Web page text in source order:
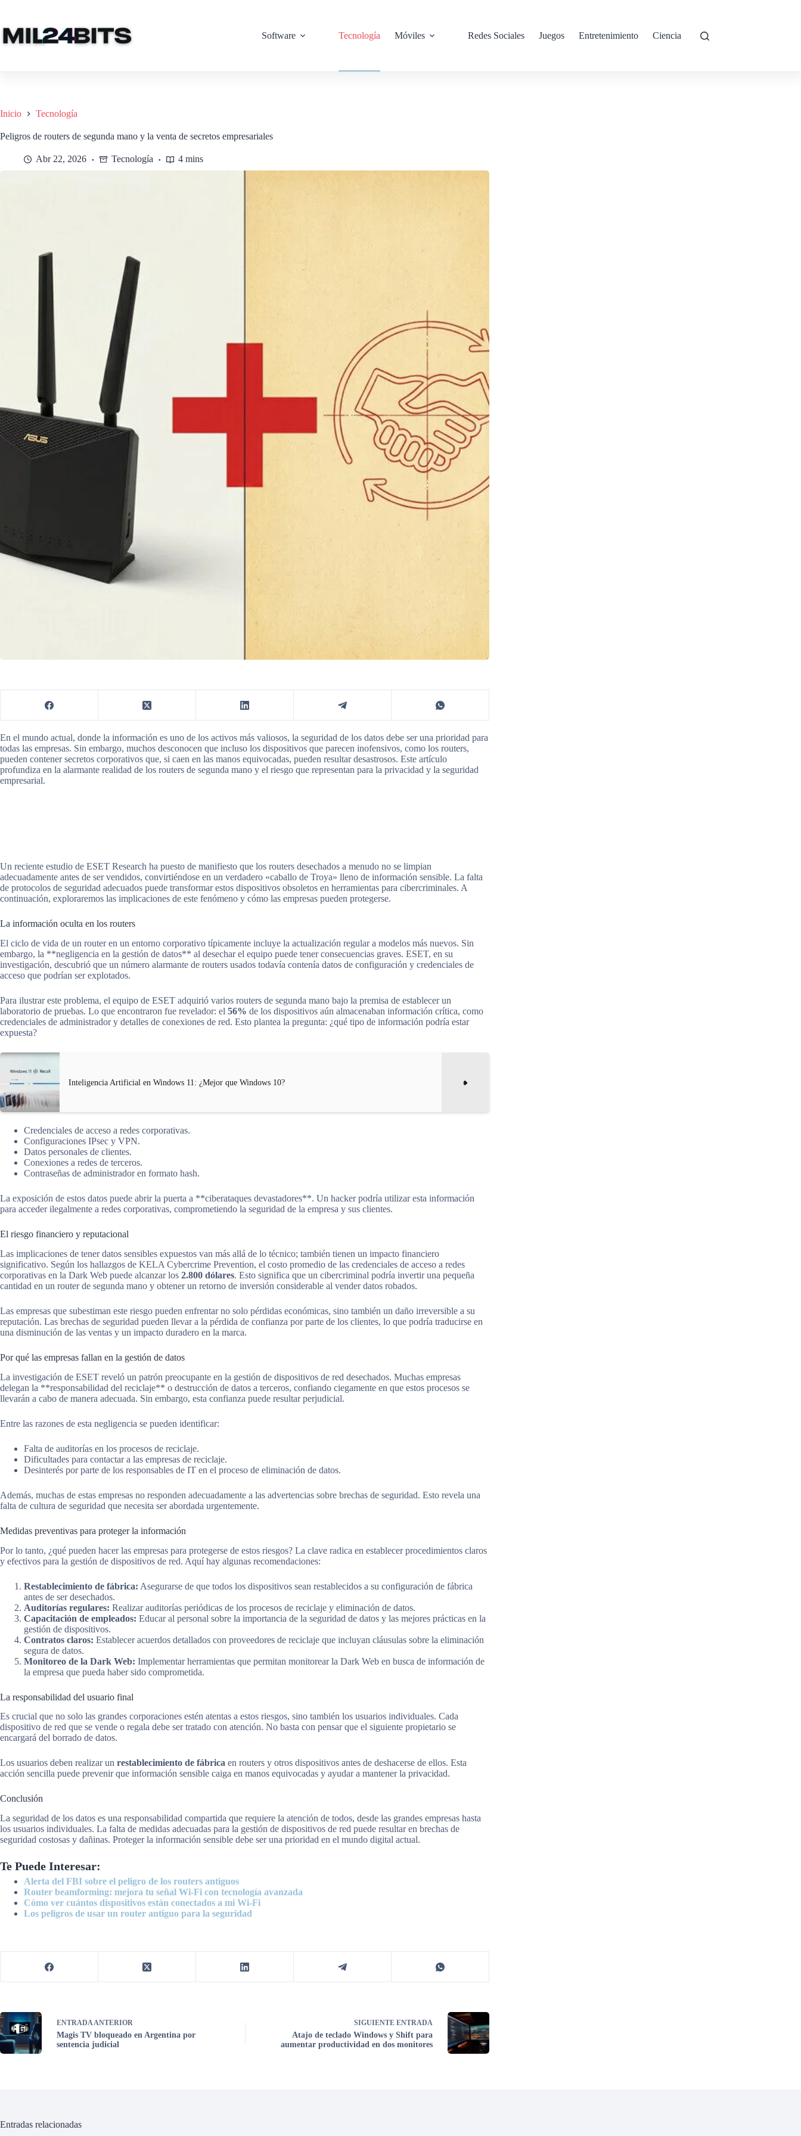
contenido
Software
Tecnología Móviles Redes Sociales Juegos Entretenimiento Ciencia
Inicio Tecnología
Peligros de routers de segunda mano y la venta de secretos empresariales
Abr 22, 2026 Tecnología 4 mins
En el mundo actual, donde la información es uno de los activos más valiosos, la seguridad de los datos debe ser una prioridad para
todas las empresas. Sin embargo, muchos desconocen que incluso los dispositivos que parecen inofensivos, como los routers,
pueden contener secretos corporativos que, si caen en las manos equivocadas, pueden resultar desastrosos. Este artículo
profundiza en la alarmante realidad de los routers de segunda mano y el riesgo que representan para la privacidad y la seguridad
empresarial.
Un reciente estudio de ESET Research ha puesto de manifiesto que los routers desechados a menudo no se limpian
adecuadamente antes de ser vendidos, convirtiéndose en un verdadero «caballo de Troya» lleno de información sensible. La falta
de protocolos de seguridad adecuados puede transformar estos dispositivos obsoletos en herramientas para cibercriminales. A
continuación, exploraremos las implicaciones de este fenómeno y cómo las empresas pueden protegerse.
La información oculta en los routers
El ciclo de vida de un router en un entorno corporativo típicamente incluye la actualización regular a modelos más nuevos. Sin
embargo, la **negligencia en la gestión de datos** al desechar el equipo puede tener consecuencias graves. ESET, en su
investigación, descubrió que un número alarmante de routers usados todavía contenía datos de configuración y credenciales de
acceso que podrían ser explotados.
Para ilustrar este problema, el equipo de ESET adquirió varios routers de segunda mano bajo la premisa de establecer un
laboratorio de pruebas. Lo que encontraron fue revelador: el 56% de los dispositivos aún almacenaban información crítica, como
credenciales de administrador y detalles de conexiones de red. Esto plantea la pregunta: ¿qué tipo de información podría estar
expuesta?
Inteligencia Artificial en Windows 11: ¿Mejor que Windows 10?
Credenciales de acceso a redes corporativas.
Configuraciones IPsec y VPN.
Datos personales de clientes.
Conexiones a redes de terceros.
Contraseñas de administrador en formato hash.
La exposición de estos datos puede abrir la puerta a **ciberataques devastadores**. Un hacker podría utilizar esta información
para acceder ilegalmente a redes corporativas, comprometiendo la seguridad de la empresa y sus clientes.
El riesgo financiero y reputacional
Las implicaciones de tener datos sensibles expuestos van más allá de lo técnico; también tienen un impacto financiero
significativo. Según los hallazgos de KELA Cybercrime Prevention, el costo promedio de las credenciales de acceso a redes
corporativas en la Dark Web puede alcanzar los 2.800 dólares. Esto significa que un cibercriminal podría invertir una pequeña
cantidad en un router de segunda mano y obtener un retorno de inversión considerable al vender datos robados.
Las empresas que subestiman este riesgo pueden enfrentar no solo pérdidas económicas, sino también un daño irreversible a su
reputación. Las brechas de seguridad pueden llevar a la pérdida de confianza por parte de los clientes, lo que podría traducirse en
una disminución de las ventas y un impacto duradero en la marca.
Por qué las empresas fallan en la gestión de datos
La investigación de ESET reveló un patrón preocupante en la gestión de dispositivos de red desechados. Muchas empresas
delegan la **responsabilidad del reciclaje** o destrucción de datos a terceros, confiando ciegamente en que estos procesos se
llevarán a cabo de manera adecuada. Sin embargo, esta confianza puede resultar perjudicial.
Entre las razones de esta negligencia se pueden identificar:
Falta de auditorías en los procesos de reciclaje.
Dificultades para contactar a las empresas de reciclaje.
Desinterés por parte de los responsables de IT en el proceso de eliminación de datos.
Además, muchas de estas empresas no responden adecuadamente a las advertencias sobre brechas de seguridad. Esto revela una
falta de cultura de seguridad que necesita ser abordada urgentemente.
Medidas preventivas para proteger la información
Por lo tanto, ¿qué pueden hacer las empresas para protegerse de estos riesgos? La clave radica en establecer procedimientos claros
y efectivos para la gestión de dispositivos de red. Aquí hay algunas recomendaciones:
Restablecimiento de fábrica: Asegurarse de que todos los dispositivos sean restablecidos a su configuración de fábrica
antes de ser desechados.
Auditorías regulares: Realizar auditorías periódicas de los procesos de reciclaje y eliminación de datos.
Capacitación de empleados: Educar al personal sobre la importancia de la seguridad de datos y las mejores prácticas en la
gestión de dispositivos.
Contratos claros: Establecer acuerdos detallados con proveedores de reciclaje que incluyan cláusulas sobre la eliminación
segura de datos.
Monitoreo de la Dark Web: Implementar herramientas que permitan monitorear la Dark Web en busca de información de
la empresa que pueda haber sido comprometida.
La responsabilidad del usuario final
Es crucial que no solo las grandes corporaciones estén atentas a estos riesgos, sino también los usuarios individuales. Cada
dispositivo de red que se vende o regala debe ser tratado con atención. No basta con pensar que el siguiente propietario se
encargará del borrado de datos.
Los usuarios deben realizar un restablecimiento de fábrica en routers y otros dispositivos antes de deshacerse de ellos. Esta
acción sencilla puede prevenir que información sensible caiga en manos equivocadas y ayudar a mantener la privacidad.
Conclusión
La seguridad de los datos es una responsabilidad compartida que requiere la atención de todos, desde las grandes empresas hasta
los usuarios individuales. La falta de medidas adecuadas para la gestión de dispositivos de red puede resultar en brechas de
seguridad costosas y dañinas. Proteger la información sensible debe ser una prioridad en el mundo digital actual.
Te Puede Interesar:
Alerta del FBI sobre el peligro de los routers antiguos
Router beamforming: mejora tu señal Wi-Fi con tecnología avanzada
Cómo ver cuántos dispositivos están conectados a mi Wi-Fi
Los peligros de usar un router antiguo para la seguridad
ENTRADA ANTERIOR
Magis TV bloqueado en Argentina por
sentencia judicial
SIGUIENTEENTRADA
Atajo de teclado Windows y Shift para
aumentar productividad en dos monitores
Entradas relacionadas